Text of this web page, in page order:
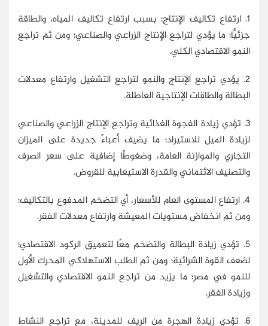
1. ارتفاع تكاليف الإنتاج؛ بسبب ارتفاع تكاليف المياه، والطاقة
جزئيًّا؛ ما يؤدي لتراجع الإنتاج الزراعي والصناعي؛ ومن ثم تراجع
النمو الاقتصادي الكلي.
2. يؤدي تراجع الإنتاج والنمو لتراجع التشغيل وارتفاع معدلات
البطالة والطاقات الإنتاجية العاطلة.
3. تؤدي زيادة الفجوة الغذائية وتراجع الإنتاج الزراعي والصناعي
لزيادة الميل للاستيراد؛ ما يضيف أعباءً جديدة على الميزان
التجاري والموازنة العامة، وضغوطًا إضافية على سعر الصرف
والتصنيف الائتماني والقدرة الاستيعابية للقروض.
4. ارتفاع المستوى العام للأسعار، أي التضخم المدفوع بالتكاليف؛
ومن ثم انخفاض مستويات المعيشة وارتفاع معدلات الفقر.
5. تؤدي زيادة البطالة والتضخم معًا لتعميق الركود الاقتصادي؛
لضعف القوة الشرائية؛ ومن ثم الطلب الاستهلاكي المحرك الأول
للنمو في مصر؛ ما يزيد من تراجع النمو الاقتصادي والتشغيل
وزيادة الفقر.
6. تؤدي زيادة الهجرة من الريف للمدينة، مع تراجع النشاط